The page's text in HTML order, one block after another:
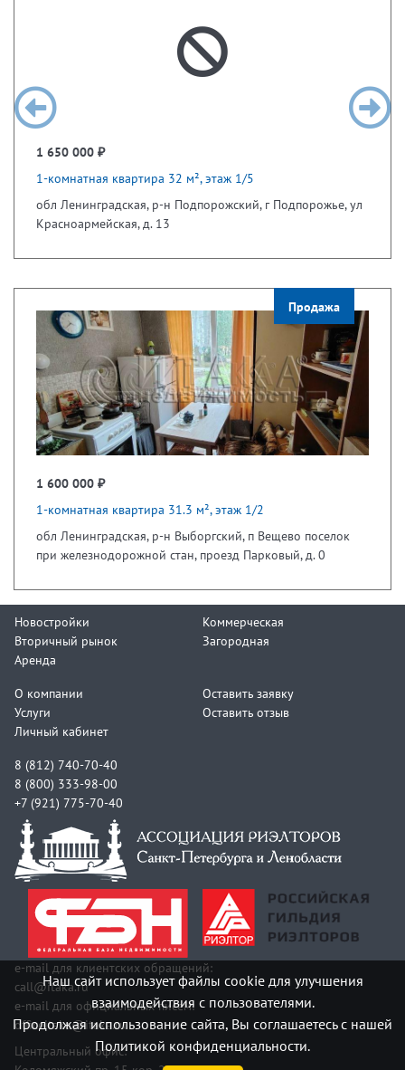
1 650 000 ₽
1-комнатная квартира 32 м², этаж 1/5
обл Ленинградская, р-н Подпорожский, г Подпорожье, ул
Красноармейская, д. 13
Продажа
1 600 000 ₽
1-комнатная квартира 31.3 м², этаж 1/2
обл Ленинградская, р-н Выборгский, п Вещево поселок
при железнодорожной стан, проезд Парковый, д. 0
Новостройки
Вторичный рынок
Аренда
Коммерческая
Загородная
О компании
Услуги
Личный кабинет
Оставить заявку
Оставить отзыв
8 (812) 740-70-40
8 (800) 333-98-00
+7 (921) 775-70-40
e-mail для клиентских обращений:
call@itaka.ru
e-mail для официальных писем:
officeitaka@itaka.ru
Центральный офис:
Наш сайт использует файлы cookie для улучшения
взаимодействия с пользователями.
Продолжая использование сайта, Вы соглашаетесь с нашей
Политикой конфиденциальности.